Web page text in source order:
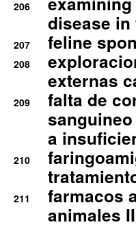
206
disease in
207 feline
208
externas
209
falta de
a
210
211
farmacos
animales II